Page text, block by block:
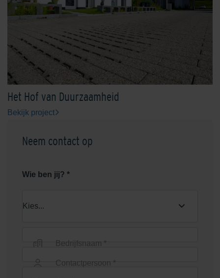
Het Hof van Duurzaamheid
Bekijk project
Neem contact op
Wie ben jij? *
Bedrijfsnaam *
Contactpersoon *